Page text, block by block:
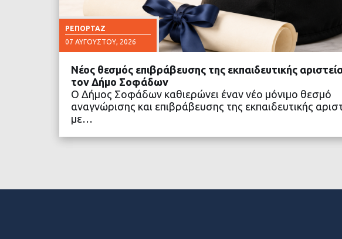
ΡΕΠΟΡΤΆΖ
07 ΑΥΓΟΎΣΤΟΥ, 2026
Νέος θεσμός επιβράβευσης της εκπαιδευτικής
τον Δήμο Σοφάδων
Ο Δήμος Σοφάδων καθιερώνει έναν νέο μόνιμο θεσμό
αναγνώρισης και επιβράβευσης της εκπαιδευτικής
με…